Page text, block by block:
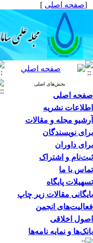
[صفحه اصلی ]
بخش‌های اصلی
صفحه اصلی
اطلاعات نشریه
آرشیو مجله و مقالات
برای نویسندگان
برای داوران
ثبت‌نام و اشتراک
تماس با ما
تسهیلات پایگاه
بایگانی مقالات زیر چاپ
فعالیت‌های انجمن
اصول اخلاقی
بانک‌ها و نمایه نامه‌ها